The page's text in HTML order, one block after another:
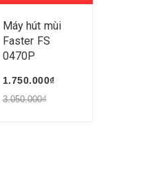
Máy hút mùi
Faster FS
0470P
1.750.000₫
3.050.000₫